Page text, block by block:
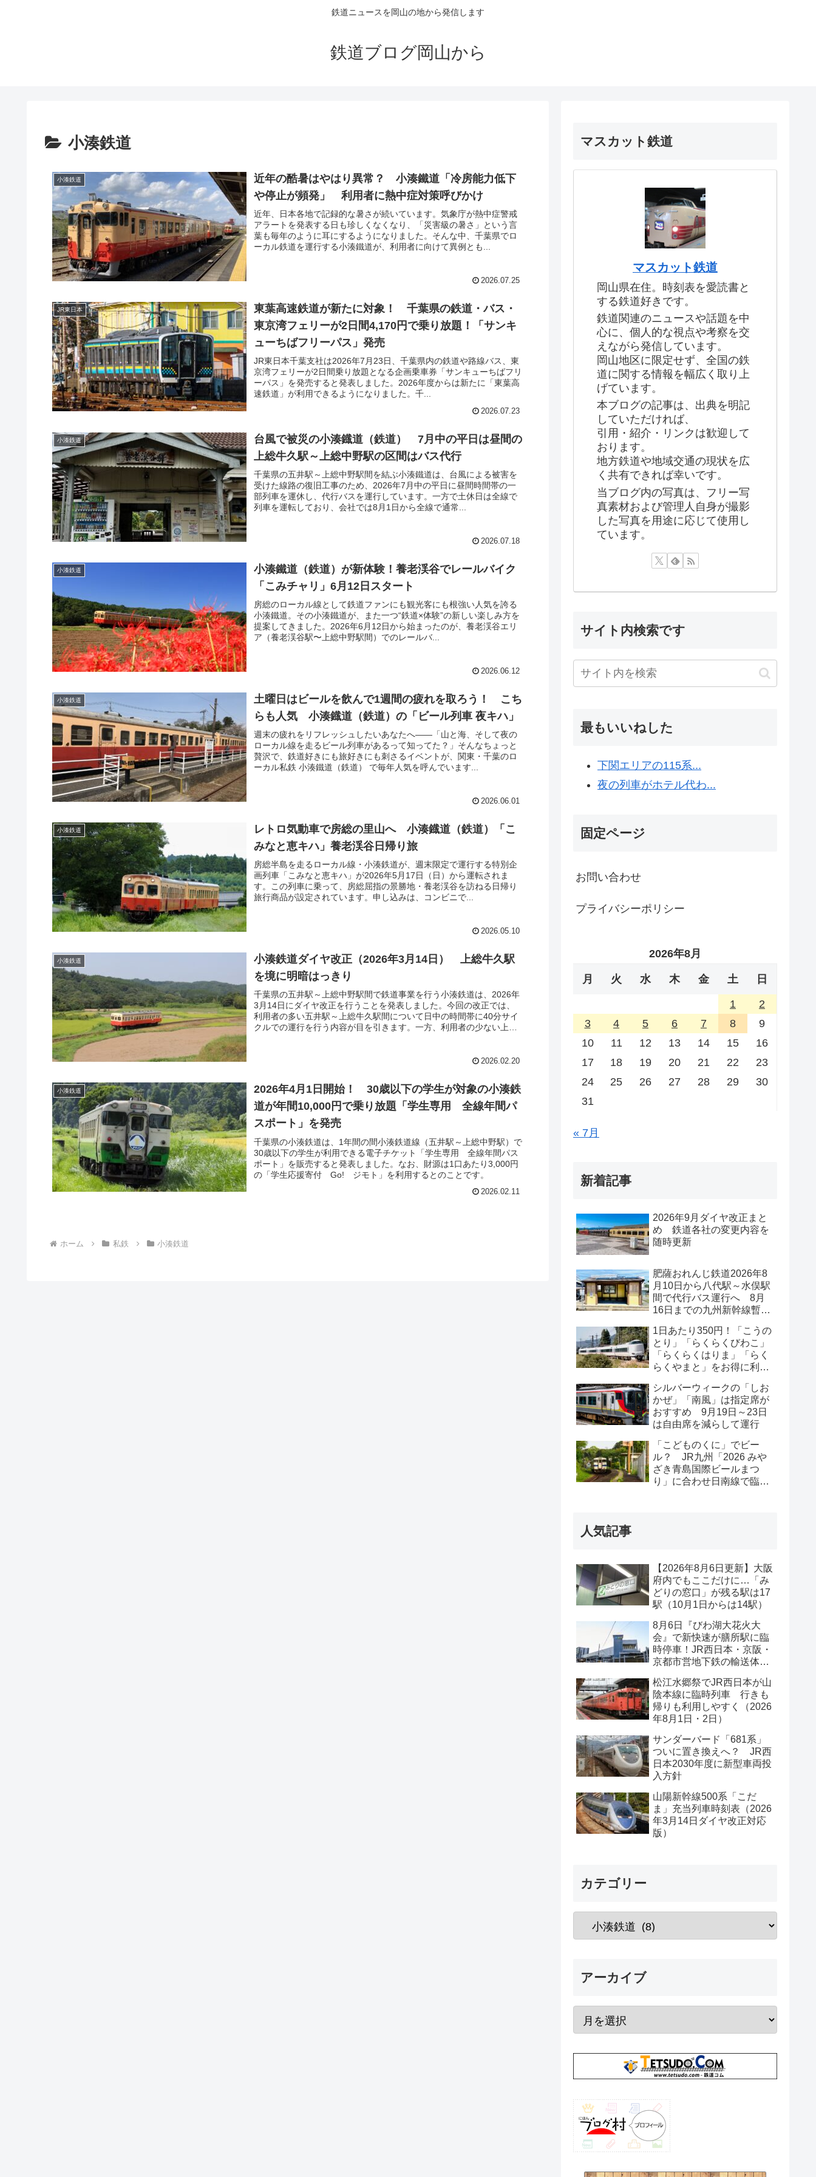
鉄道ニュースを岡山の地から発信します
鉄道ブログ岡山から
小湊鉄道
小湊鉄道
近年の酷暑はやはり異常？ 小湊鐵道「冷房能力低下
や停止が頻発」 利用者に熱中症対策呼びかけ
近年、日本各地で記録的な暑さが続いています。気象庁が熱中症警戒
アラートを発表する日も珍しくなくなり、「災害級の暑さ」という言
葉も毎年のように耳にするようになりました。そんな中、千葉県でロ
ーカル鉄道を運行する小湊鐵道が、利用者に向けて異例とも...
2026.07.25
JR東日本
東葉高速鉄道が新たに対象！ 千葉県の鉄道・バス・
東京湾フェリーが2日間4,170円で乗り放題！「サンキ
ューちばフリーパス」発売
JR東日本千葉支社は2026年7月23日、千葉県内の鉄道や路線バス、東
京湾フェリーが2日間乗り放題となる企画乗車券「サンキューちばフリ
ーパス」を発売すると発表しました。2026年度からは新たに「東葉高
速鉄道」が利用できるようになりました。千...
2026.07.23
小湊鉄道
台風で被災の小湊鐡道（鉄道） 7月中の平日は昼間の
上総牛久駅～上総中野駅の区間はバス代行
千葉県の五井駅～上総中野駅間を結ぶ小湊鐵道は、台風による被害を
受けた線路の復旧工事のため、2026年7月中の平日に昼間時間帯の一
部列車を運休し、代行バスを運行しています。一方で土休日は全線で
列車を運転しており、会社では8月1日から全線で通常...
2026.07.18
小湊鉄道
小湊鐵道（鉄道）が新体験！養老渓谷でレールバイク
「こみチャリ」6月12日スタート
房総のローカル線として鉄道ファンにも観光客にも根強い人気を誇る
小湊鐵道。その小湊鐵道が、また一つ“鉄道×体験”の新しい楽しみ方を
提案してきました。2026年6月12日から始まったのが、養老渓谷エリ
ア（養老渓谷駅〜上総中野駅間）でのレールバ...
2026.06.12
小湊鉄道
土曜日はビールを飲んで1週間の疲れを取ろう！ こち
らも人気 小湊鐡道（鉄道）の「ビール列車 夜キハ」
週末の疲れをリフレッシュしたいあなたへ——「山と海、そして夜の
ローカル線を走るビール列車があるって知ってた？」そんなちょっと
贅沢で、鉄道好きにも旅好きにも刺さるイベントが、関東・千葉のロ
ーカル私鉄 小湊鐵道（鉄道） で毎年人気を呼んでいます...
2026.06.01
小湊鉄道
レトロ気動車で房総の里山へ 小湊鐡道（鉄道）「こ
みなと恵キハ」養老渓谷日帰り旅
房総半島を走るローカル線・小湊鉄道が、週末限定で運行する特別企
画列車「こみなと恵キハ」が2026年5月17日（日）から運転されま
す。この列車に乗って、房総屈指の景勝地・養老渓谷を訪ねる日帰り
旅行商品が設定されています。申し込みは、コンビニで...
2026.05.10
小湊鉄道
小湊鉄道ダイヤ改正（2026年3月14日） 上総牛久駅
を境に明暗はっきり
千葉県の五井駅～上総中野駅間で鉄道事業を行う小湊鉄道は、2026年
3月14日にダイヤ改正を行うことを発表しました。今回の改正では、
利用者の多い五井駅～上総牛久駅間について日中の時間帯に40分サイ
クルでの運行を行う内容が目を引きます。一方、利用者の少ない上総
2026.02.20
小湊鉄道
2026年4月1日開始！ 30歳以下の学生が対象の小湊鉄
道が年間10,000円で乗り放題「学⽣専⽤ 全線年間パ
スポート」を発売
千葉県の小湊鉄道は、1年間の間小湊鉄道線（五井駅～上総中野駅）で
30歳以下の学生が利用できる電子チケット「学⽣専⽤ 全線年間パス
ポート」を販売すると発表しました。なお、財源は1口あたり3,000円
の「学⽣応援寄付 Go! ジモト」を利用するとのことです。
2026.02.11
ホーム 私鉄 小湊鉄道
マスカット鉄道
マスカット鉄道
岡山県在住。時刻表を愛読書と
する鉄道好きです。
鉄道関連のニュースや話題を中
心に、個人的な視点や考察を交
えながら発信しています。
岡山地区に限定せず、全国の鉄
道に関する情報を幅広く取り上
げています。
本ブログの記事は、出典を明記
していただければ、
引用・紹介・リンクは歓迎して
おります。
地方鉄道や地域交通の現状を広
く共有できれば幸いです。
当ブログ内の写真は、フリー写
真素材および管理人自身が撮影
した写真を用途に応じて使用し
ています。
サイト内検索です
最もいいねした
下関エリアの115系...
夜の列車がホテル代わ...
固定ページ
お問い合わせ
プライバシーポリシー
2026年8月
月 火 水 木 金 土 日
1
2
3
4 5 6 7 8
9
10
11 12 13 14 15
16
17
18 19 20 21 22
23
24
25 26 27 28 29
30
31
« 7月
新着記事
2026年9月ダイヤ改正まと
め 鉄道各社の変更内容を
随時更新
肥薩おれんじ鉄道2026年8
月10日から八代駅～水俣駅
間で代行バス運行へ 8月
16日までの九州新幹線暫定
1日あたり350円！「こうの
とり」「らくらくびわこ」
「らくらくはりま」「らく
らくやまと」をお得に利用
スクパス」登場
シルバーウィークの「しお
かぜ」「南風」は指定席が
おすすめ 9月19日～23日
は自由席を減らして運行
「こどものくに」でビー
ル？ JR九州「2026 みや
ざき青島国際ビールまつ
り」に合わせ日南線で臨時
人気記事
【2026年8月6日更新】大阪
府内でもここだけに…「み
どりの窓口」が残る駅は17
駅（10月1日からは14駅）
8月6日『びわ湖大花火大
会』で新快速が膳所駅に臨
時停車！JR西日本・京阪・
京都市営地下鉄の輸送体系
松江水郷祭でJR西日本が山
陰本線に臨時列車 行きも
帰りも利用しやすく（2026
年8月1日・2日）
サンダーバード「681系」
ついに置き換えへ？ JR西
日本2030年度に新型車両投
入方針
山陽新幹線500系「こだ
ま」充当列車時刻表（2026
年3月14日ダイヤ改正対応
版）
カテゴリー
アーカイブ